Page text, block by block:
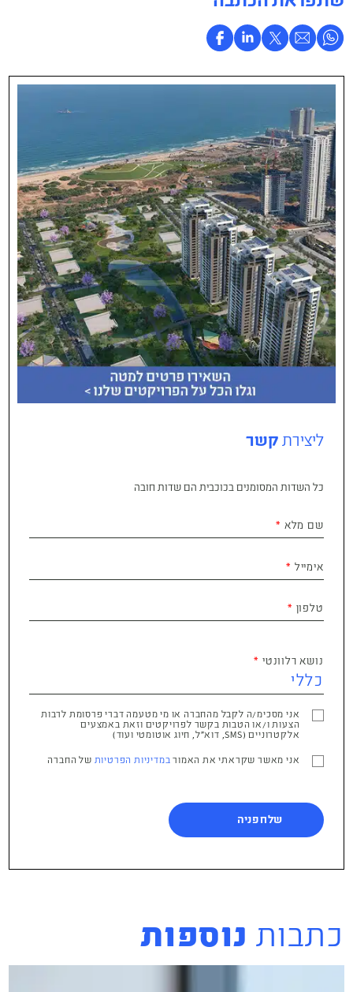
ליצירת קשר
כל השדות המסומנים בכוכבית הם שדות חובה
שם מלא
אימייל
טלפון
נושא רלוונטי
אני מסכימ/ה לקבל מהחברה או מי מטעמה דברי פרסומת לרבות
הצעות ו/או הטבות בקשר לפרויקטים וזאת באמצעים
אלקטרוניים (SMS, דוא"ל, חיוג אוטומטי ועוד)
אני מאשר שקראתי את האמור במדיניות הפרטיות של החברה
כתבות נוספות